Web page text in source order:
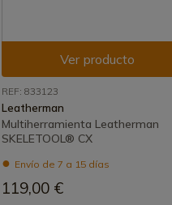
Ver producto
REF: 833123
Leatherman
Multiherramienta Leatherman
SKELETOOL® CX
Envío de 7 a 15 días
119,00 €